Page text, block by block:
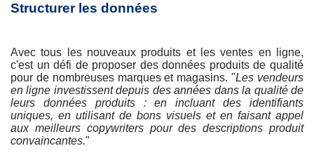
Structurer les données
Avec tous les nouveaux produits et les ventes en ligne,
c'est un défi de proposer des données produits de qualité
pour de nombreuses marques et magasins. "Les vendeurs
en ligne investissent depuis des années dans la qualité de
leurs données produits : en incluant des identifiants
uniques, en utilisant de bons visuels et en faisant appel
aux meilleurs copywriters pour des descriptions produit
convaincantes."